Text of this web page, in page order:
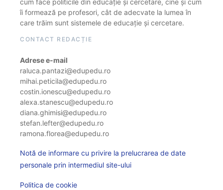
cum face politicile din educație și cercetare, cine și cum
îi formează pe profesori, cât de adecvate la lumea în
care trăim sunt sistemele de educație și cercetare.
CONTACT REDACȚIE
Adrese e-mail
raluca.pantazi@edupedu.ro
mihai.peticila@edupedu.ro
costin.ionescu@edupedu.ro
alexa.stanescu@edupedu.ro
diana.ghimisi@edupedu.ro
stefan.lefter@edupedu.ro
ramona.florea@edupedu.ro
Notă de informare cu privire la prelucrarea de date
personale prin intermediul site-ului
Politica de cookie